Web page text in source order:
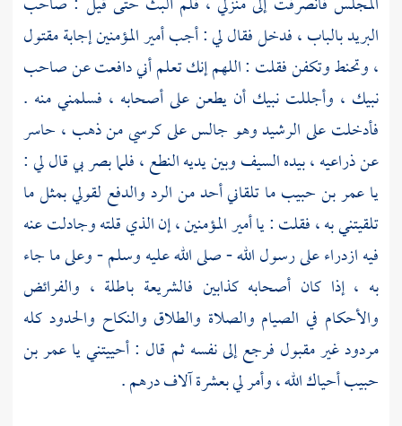
البريد بالباب ، فدخل فقال لي : أجب أمير المؤمنين إجابة مقتول
، وتحنط وتكفن فقلت : اللهم إنك تعلم أني دافعت عن صاحب
نبيك ، وأجللت نبيك أن يطعن على أصحابه ، فسلمني منه .
فأدخلت علىالرشيدوهو جالس على كرسي من ذهب ، حاسر
عن ذراعيه ، بيده السيف وبين يديه النطع ، فلما بصر بي قال لي :
ياعمر بن حبيبما تلقاني أحد من الرد والدفع لقولي بمثل ما
تلقيتني به ، فقلت : يا أمير المؤمنين ، إن الذي قلته وجادلت عنه
فيه ازدراء على رسول الله - صلى الله عليه وسلم - وعلى ما جاء
به ، إذا كان أصحابه كذابين فالشريعة باطلة ، والفرائض
والأحكام في الصيام والصلاة والطلاق والنكاح والحدود كله
مردود غير مقبول فرجع إلى نفسه ثم قال : أحييتني ياعمر بن
حبيبأحياك الله ، وأمر لي بعشرة آلاف درهم .